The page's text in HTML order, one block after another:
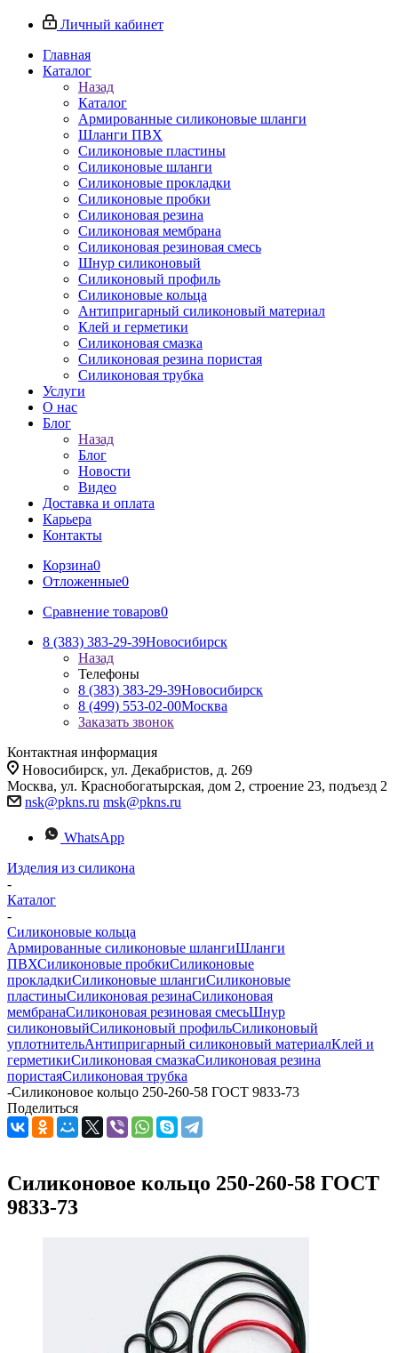
Личный кабинет
Главная
Каталог
Назад
Каталог
Армированные силиконовые шланги
Шланги ПВХ
Силиконовые пластины
Силиконовые шланги
Силиконовые прокладки
Силиконовые пробки
Силиконовая резина
Силиконовая мембрана
Силиконовая резиновая смесь
Шнур силиконовый
Силиконовый профиль
Силиконовые кольца
Антипригарный силиконовый материал
Клей и герметики
Силиконовая смазка
Силиконовая резина пористая
Силиконовая трубка
Услуги
О нас
Блог
Назад
Блог
Новости
Видео
Доставка и оплата
Карьера
Контакты
Корзина0
Отложенные0
Сравнение товаров0
8 (383) 383-29-39Новосибирск
Назад
Телефоны
8 (383) 383-29-39Новосибирск
8 (499) 553-02-00Москва
Заказать звонок
Контактная информация
Новосибирск, ул. Декабристов, д. 269
Москва, ул. Краснобогатырская, дом 2, строение 23, подъезд 2
nsk@pkns.ru msk@pkns.ru
WhatsApp
Изделия из силикона
-
Каталог
-
Силиконовые кольца
Армированные силиконовые шлангиШланги
ПВХСиликоновые пробкиСиликоновые
прокладкиСиликоновые шлангиСиликоновые
пластиныСиликоновая резинаСиликоновая
мембранаСиликоновая резиновая смесьШнур
силиконовыйСиликоновый профильСиликоновый
уплотнительАнтипригарный силиконовый материалКлей и
герметикиСиликоновая смазкаСиликоновая резина
пористаяСиликоновая трубка
-Силиконовое кольцо 250-260-58 ГОСТ 9833-73
Поделиться
Силиконовое кольцо 250-260-58 ГОСТ
9833-73